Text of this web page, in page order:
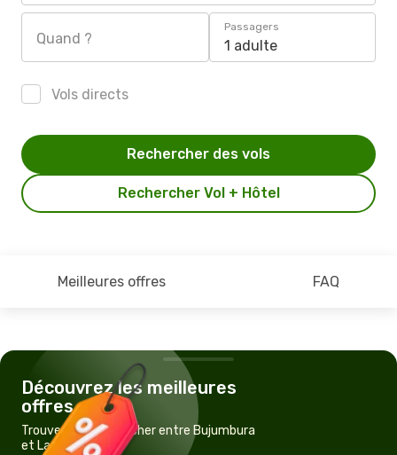
Quand ?
Passagers
1 adulte
Vols directs
Rechercher Vol + Hôtel
Rechercher des vols
Meilleures offres FAQ
Découvrez les meilleures
offres
Trouvez un vol pas cher entre Bujumbura
et Lagos